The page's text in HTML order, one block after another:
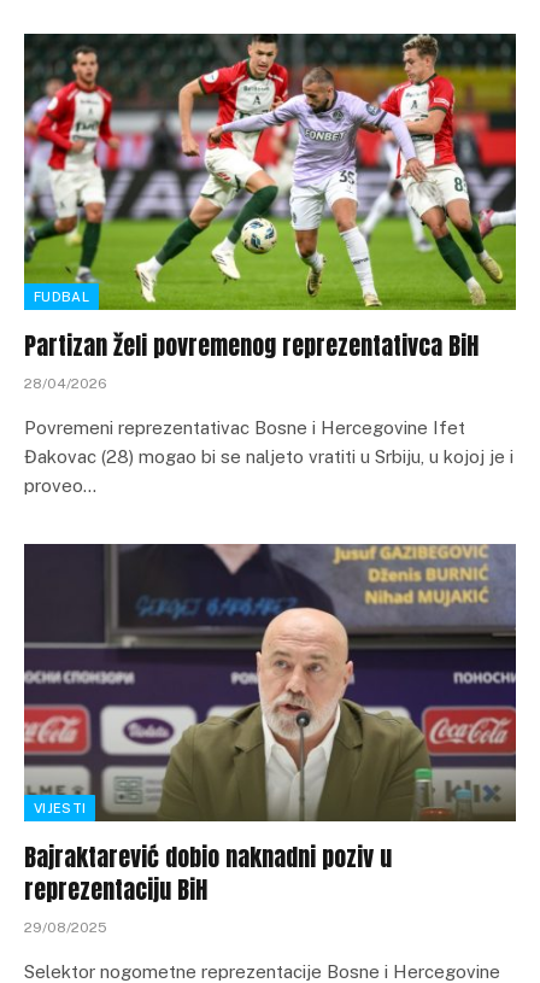
FUDBAL
Partizan želi povremenog reprezentativca BiH
28/04/2026
Povremeni reprezentativac Bosne i Hercegovine Ifet
Đakovac (28) mogao bi se naljeto vratiti u Srbiju, u kojoj je i
proveo…
VIJESTI
Bajraktarević dobio naknadni poziv u
reprezentaciju BiH
29/08/2025
Selektor nogometne reprezentacije Bosne i Hercegovine